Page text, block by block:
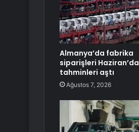
Almanya’da fabrika
siparişleri Haziran’da
tahminleri aştı
Ağustos 7, 2026